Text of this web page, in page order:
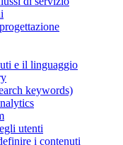
e il linguaggio
keywords)
utenti
i contenuti